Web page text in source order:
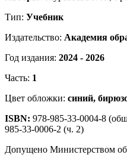
Тип: Учебник
Издательство: Академия
Год издания: 2024 - 2026
Часть: 1
Цвет обложки: синий,
ISBN: 978-985-33-0004-8
985-33-0006-2 (ч. 2)
Допущено Министерством